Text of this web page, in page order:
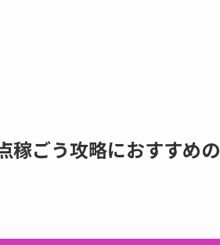
稼ごう攻略におすすめの